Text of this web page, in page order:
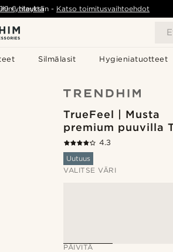
Silmälasit Hygieniatuotteet
€tilauksiin - Katso toimitusvaihtoehdot
yhteyttä
TrueFeel | Musta
premium puuvilla
4.3
Uutuus
VALITSE VÄRI
PÄIVITÄ